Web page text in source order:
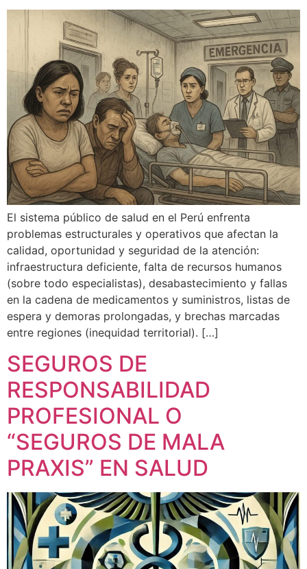
El sistema público de salud en el Perú enfrenta
problemas estructurales y operativos que afectan la
calidad, oportunidad y seguridad de la atención:
infraestructura deficiente, falta de recursos humanos
(sobre todo especialistas), desabastecimiento y fallas
en la cadena de medicamentos y suministros, listas de
espera y demoras prolongadas, y brechas marcadas
entre regiones (inequidad territorial). […]
SEGUROS DE
RESPONSABILIDAD
PROFESIONAL O
“SEGUROS DE MALA
PRAXIS” EN SALUD